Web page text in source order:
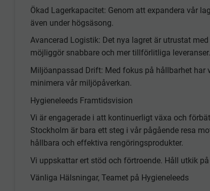
Ökad Lagerkapacitet: Genom att expandera vår
även under högsäsong.
Avancerad Logistik: Det nya lagret är utrustat
möjliggör snabbare och mer tillförlitliga leveranser.
Miljöanpassad Drift: Med fokus på hållbarhet
minimera vår miljöpåverkan.
Hygieneleeds Framtidsvision
Vi är engagerade i att kontinuerligt växa och
Stockholm är bara ett steg i vår pågående resa
hållbara och effektiva rengöringsprodukter.
Vi uppskattar ert stöd och förtroende. Håll utkik
Vänliga Hälsningar, Teamet på Hygieneleeds